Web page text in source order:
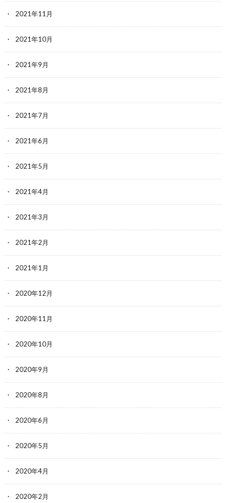
2021年11月
2021年10月
2021年9月
2021年8月
2021年7月
2021年6月
2021年5月
2021年4月
2021年3月
2021年2月
2021年1月
2020年12月
2020年11月
2020年10月
2020年9月
2020年8月
2020年6月
2020年5月
2020年4月
2020年2月